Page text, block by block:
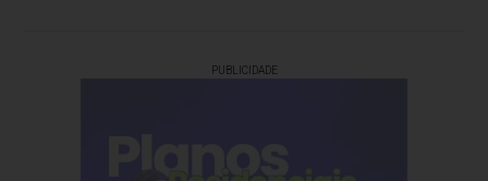
PUBLICIDADE